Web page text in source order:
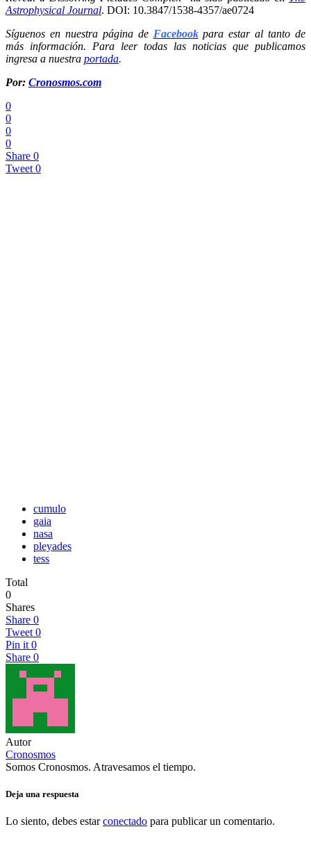
Astrophysical Journal. DOI: 10.3847/1538-4357/ae0724
Síguenos en nuestra página de Facebookpara estar al tanto de
más información. Para leer todas las noticias que publicamos
ingresa a nuestra portada.
Por: Cronosmos.com
0
0
0
0
Share 0
Tweet 0
cumulo
gaia
nasa
pleyades
tess
Total
0
Shares
Share 0
Tweet 0
Pin it 0
Share 0
Autor
Cronosmos
Somos Cronosmos. Atravesamos el tiempo.
Deja una respuesta
Lo siento, debes estarconectado para publicar un comentario.